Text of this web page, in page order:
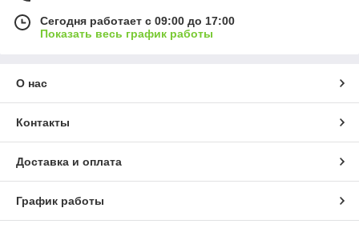
Сегодня работает с 09:00 до 17:00
Показать весь график работы
О нас
Контакты
Доставка и оплата
График работы